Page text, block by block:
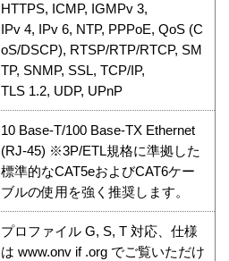
HTTPS, ICMP, IGMPv 3,
IPv 4, IPv 6, NTP, PPPoE, QoS (C
oS/DSCP), RTSP/RTP/RTCP, SM
TP, SNMP, SSL, TCP/IP,
TLS 1.2, UDP, UPnP
10 Base-T/100 Base-TX Ethernet
(RJ-45) ※3P/ETL規格に準拠した
標準的なCAT5eおよびCAT6ケー
ブルの使用を強く推奨します。
プロファイル G, S, T 対応、仕様
は www.onv if .org でご覧いただけ